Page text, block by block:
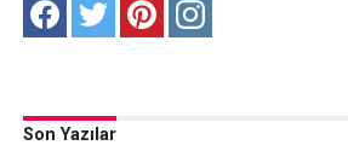
Son Yazılar